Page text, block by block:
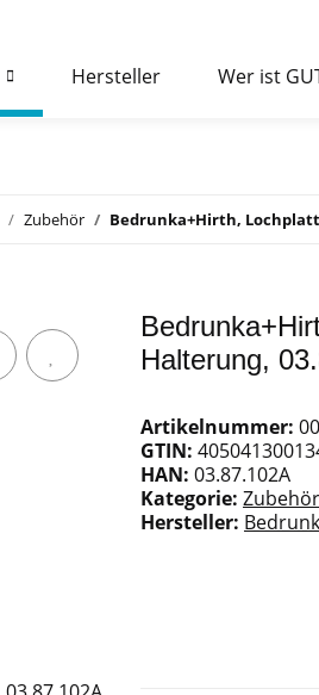
Hersteller Wer ist
Zubehör Bedrunka+Hirth,
Halterung,
Artikelnummer:
GTIN:
HAN: 03.87.102A
Kategorie: Zubehör
Hersteller: